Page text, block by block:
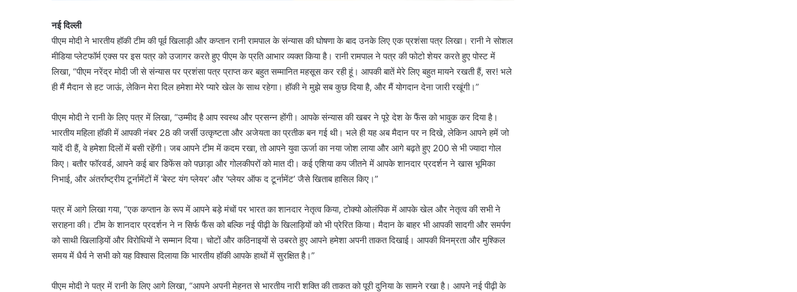
नई दिल्ली
पीएम मोदी ने भारतीय हॉकी टीम की पूर्व खिलाड़ी और कप्तान रानी रामपाल के संन्यास की घोषणा के बाद उनके लिए एक प्रशंसा पत्र लिखा। रानी ने सोशल
मीडिया प्लेटफॉर्म एक्स पर इस पत्र को उजागर करते हुए पीएम के प्रति आभार व्यक्त किया है। रानी रामपाल ने पत्र की फोटो शेयर करते हुए पोस्ट में
लिखा, “पीएम नरेंद्र मोदी जी से संन्यास पर प्रशंसा पत्र प्राप्त कर बहुत सम्मानित महसूस कर रही हूं। आपकी बातें मेरे लिए बहुत मायने रखती हैं, सर! भले
ही मैं मैदान से हट जाऊं, लेकिन मेरा दिल हमेशा मेरे प्यारे खेल के साथ रहेगा। हॉकी ने मुझे सब कुछ दिया है, और मैं योगदान देना जारी रखूंगी।”
पीएम मोदी ने रानी के लिए पत्र में लिखा, “उम्मीद है आप स्वस्थ और प्रसन्न होंगी। आपके संन्यास की खबर ने पूरे देश के फैंस को भावुक कर दिया है।
भारतीय महिला हॉकी में आपकी नंबर 28 की जर्सी उत्कृष्टता और अजेयता का प्रतीक बन गई थी। भले ही यह अब मैदान पर न दिखे, लेकिन आपने हमें जो
यादें दी हैं, वे हमेशा दिलों में बसी रहेंगी। जब आपने टीम में कदम रखा, तो आपने युवा ऊर्जा का नया जोश लाया और आगे बढ़ते हुए 200 से भी ज्यादा गोल
किए। बतौर फॉरवर्ड, आपने कई बार डिफेंस को पछाड़ा और गोलकीपरों को मात दी। कई एशिया कप जीतने में आपके शानदार प्रदर्शन ने खास भूमिका
निभाई, और अंतर्राष्ट्रीय टूर्नामेंटों में ‘बेस्ट यंग प्लेयर’ और ‘प्लेयर ऑफ द टूर्नामेंट’ जैसे खिताब हासिल किए।”
पत्र में आगे लिखा गया, “एक कप्तान के रूप में आपने बड़े मंचों पर भारत का शानदार नेतृत्व किया, टोक्यो ओलंपिक में आपके खेल और नेतृत्व की सभी ने
सराहना की। टीम के शानदार प्रदर्शन ने न सिर्फ फैंस को बल्कि नई पीढ़ी के खिलाड़ियों को भी प्रेरित किया। मैदान के बाहर भी आपकी सादगी और समर्पण
को साथी खिलाड़ियों और विरोधियों ने सम्मान दिया। चोटों और कठिनाइयों से उबरते हुए आपने हमेशा अपनी ताकत दिखाई। आपकी विनम्रता और मुश्किल
समय में धैर्य ने सभी को यह विश्वास दिलाया कि भारतीय हॉकी आपके हाथों में सुरक्षित है।”
पीएम मोदी ने पत्र में रानी के लिए आगे लिखा, “आपने अपनी मेहनत से भारतीय नारी शक्ति की ताकत को पूरी दुनिया के सामने रखा है। आपने नई पीढ़ी के